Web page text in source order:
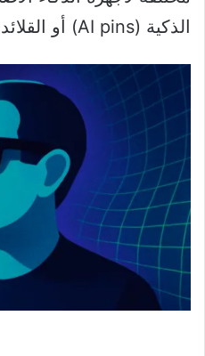
الذكية (AI pins) أو القلائد الذكية.